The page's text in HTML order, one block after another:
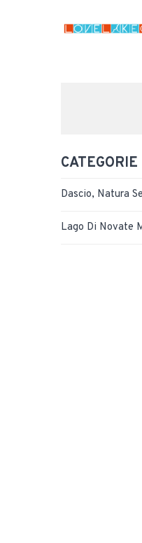
CATEGORIE
Dascio, Natura
Lago Di Novate